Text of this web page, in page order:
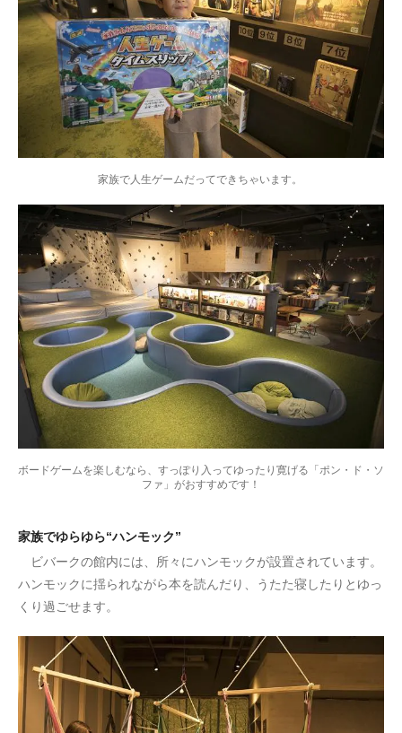
家族で人生ゲームだってできちゃいます。
ボードゲームを楽しむなら、すっぽり入ってゆったり寛げる「ポン・ド・ソ
ファ」がおすすめです！
家族でゆらゆら“ハンモック”
ビバークの館内には、所々にハンモックが設置されています。
ハンモックに揺られながら本を読んだり、うたた寝したりとゆっ
くり過ごせます。